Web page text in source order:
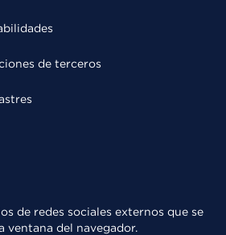
de terceros
de redes sociales externos que se
ventana del navegador.